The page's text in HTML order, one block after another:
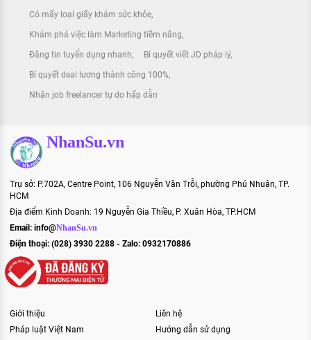
Có mấy loại giấy khám sức khỏe
Khám phá việc làm Marketing tiềm năng
Đăng tin tuyển dụng nhanh Bí quyết viết JD pháp lý
Bí quyết deal lương thành công 100%
Nhận job freelancer tự do hấp dẫn
NhanSu.vn
Trụ sở: P.702A, Centre Point, 106 Nguyễn Văn Trỗi, phường Phú Nhuận, TP.
HCM
Địa điểm Kinh Doanh: 19 Nguyễn Gia Thiều, P. Xuân Hòa, TP.HCM
Email: info@NhanSu.vn
Điện thoại: (028) 3930 2288 - Zalo: 0932170886
Giới thiệu
Pháp luật Việt Nam
Liên hệ
Hướng dẫn sử dụng